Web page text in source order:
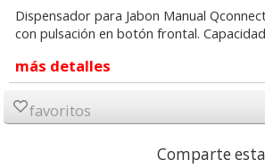
Dispensador para Jabon Manual
con pulsación en botón frontal.
más detalles
favoritos
Comparte